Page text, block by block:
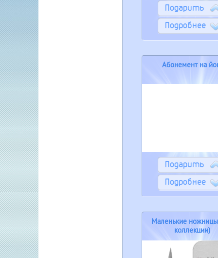
Подарить
Подробнее
Абонемент на
Подарить
Подробнее
Маленькие
коллекции)